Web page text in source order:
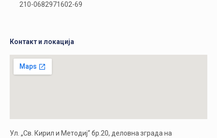
210-0682971602-69
Контакт и локација
Ул. „Св. Кирил и Методиј“ бр.20, деловна зграда на